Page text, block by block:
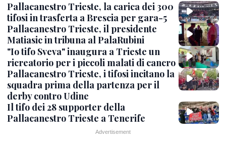
Pallacanestro Trieste, la carica dei 300
tifosi in trasferta a Brescia per gara-5
Pallacanestro Trieste, il presidente
Matiasic in tribuna al PalaRubini
"Io tifo Sveva" inaugura a Trieste un
ricreatorio per i piccoli malati di cancro
Pallacanestro Trieste, i tifosi incitano la
squadra prima della partenza per il
derby contro Udine
Il tifo dei 28 supporter della
Pallacanestro Trieste a Tenerife